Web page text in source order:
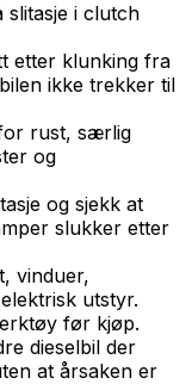
slitasje i clutch
etter klunking fra
ikke trekker til
rust, særlig
og
og sjekk at
slukker etter
vinduer,
utstyr.
før kjøp.
dieselbil der
at årsaken er